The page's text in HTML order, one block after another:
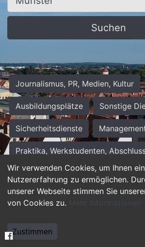
Wir verwenden Cookies, um Ihnen
Nutzererfahrung zu ermöglichen.
unserer Webseite stimmen Sie
von Cookies zu. Mehr Informationen
Zustimmen
Suchen
Journalismus, PR, Medien, Kultur
Ausbildungsplätze Sonstige
Sicherheitsdienste
Praktika, Werkstudenten,
Personalwesen Assistenz,
Hilfskräfte, Aushilfs- und Nebenjobs
Weiterbildung, Studium, duale